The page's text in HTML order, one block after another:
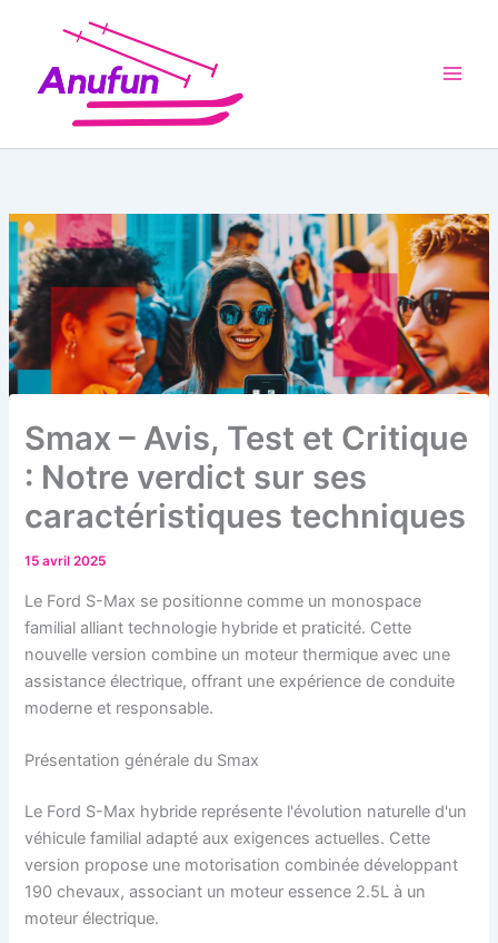
contenu
Smax – Avis, Test et Critique
: Notre verdict sur ses
caractéristiques techniques
15 avril 2025
Le Ford S-Max se positionne comme un monospace
familial alliant technologie hybride et praticité. Cette
nouvelle version combine un moteur thermique avec une
assistance électrique, offrant une expérience de conduite
moderne et responsable.
Présentation générale du Smax
Le Ford S-Max hybride représente l'évolution naturelle d'un
véhicule familial adapté aux exigences actuelles. Cette
version propose une motorisation combinée développant
190 chevaux, associant un moteur essence 2.5L à un
moteur électrique.